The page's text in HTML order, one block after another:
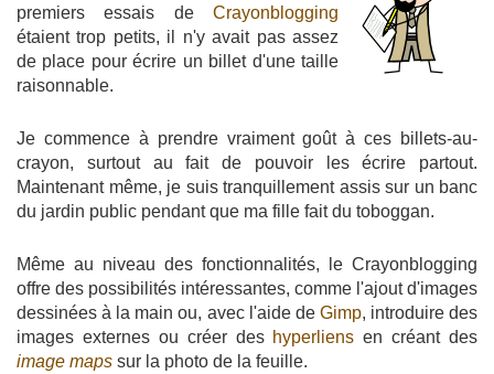
premiers essais de Crayonblogging
étaient trop petits, il n'y avait pas assez
de place pour écrire un billet d'une taille
raisonnable.
Je commence à prendre vraiment goût à ces billets-au-
crayon, surtout au fait de pouvoir les écrire partout.
Maintenant même, je suis tranquillement assis sur un banc
du jardin public pendant que ma fille fait du toboggan.
Même au niveau des fonctionnalités, le Crayonblogging
offre des possibilités intéressantes, comme l'ajout d'images
dessinées à la main ou, avec l'aide de Gimp, introduire des
images externes ou créer des hyperliens en créant des
image maps sur la photo de la feuille.